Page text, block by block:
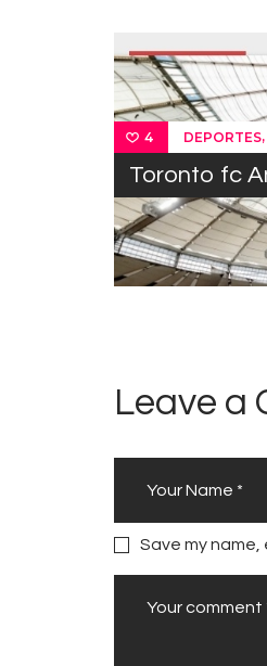
4 DEPORTES,
Toronto fc
Leave a
Save my